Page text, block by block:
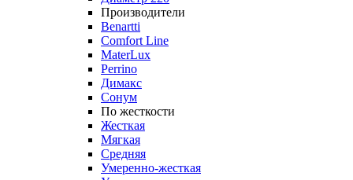
Производители
Benartti
Comfort Line
MaterLux
Perrino
Димакс
Сонум
По жесткости
Жесткая
Мягкая
Средняя
Умеренно-жесткая